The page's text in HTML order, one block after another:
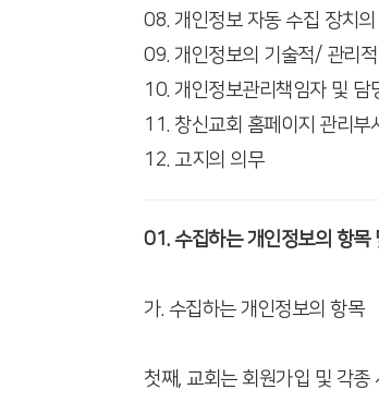
08. 개인정보 자동 수집 장치
09. 개인정보의 기술적/ 관리
10. 개인정보관리책임자 및 담
11. 창신교회 홈페이지 관리부
12. 고지의 의무
01. 수집하는 개인정보의 항목
가. 수집하는 개인정보의 항목
첫째, 교회는 회원가입 및 각